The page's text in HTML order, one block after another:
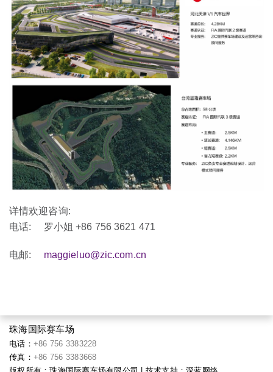
详情欢迎咨询:
电话: 罗小姐 +86 756 3621 471
电邮: maggieluo@zic.com.cn
珠海国际赛车场
电话： +86 756 3383228
传真： +86 756 3383668